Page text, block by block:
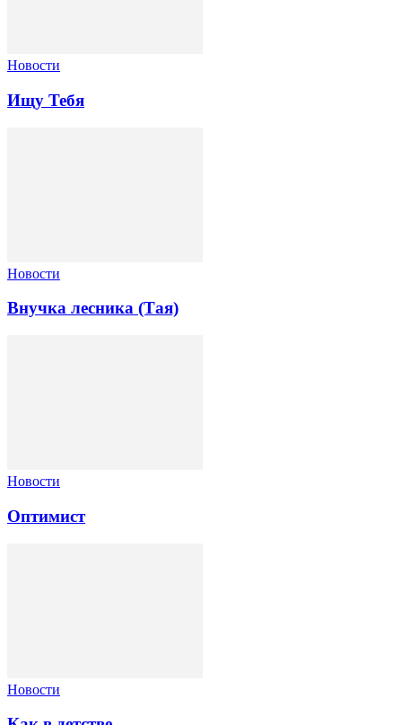
Новости
Ищу Тебя
Новости
Внучка лесника (Тая)
Новости
Оптимист
Новости